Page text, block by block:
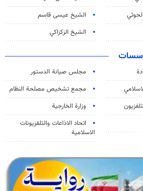
الشيخ عيسى قاسم
الشيخ الزكزاكي
مجلس صيانة الدستور
مجمع تشخيص مصلحة النظام
وزارة الخارجية
اتحاد الاذاعات والتلفزيونات
الاسلامية